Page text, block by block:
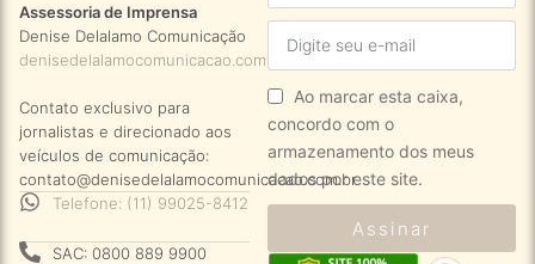
Assessoria de Imprensa
Denise Delalamo Comunicação
denisedelalamocomunicacao.com.br
Contato exclusivo para
jornalistas e direcionado aos
veículos de comunicação:
contato@denisedelalamocomunicacao.com.br
Telefone: (11) 99025-8412
SAC: 0800 889 9900
Ao marcar esta caixa,
concordo com o
armazenamento dos meus
dados por este site.
Assinar